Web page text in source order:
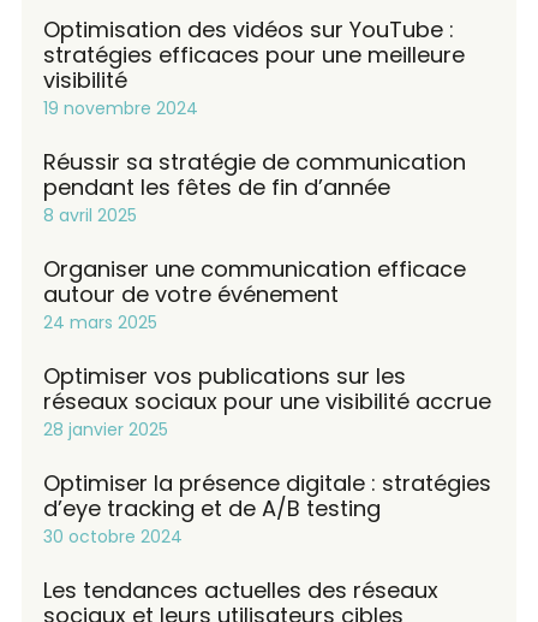
Optimisation des vidéos sur YouTube :
stratégies efficaces pour une meilleure
visibilité
19 novembre 2024
Réussir sa stratégie de communication
pendant les fêtes de fin d’année
8 avril 2025
Organiser une communication efficace
autour de votre événement
24 mars 2025
Optimiser vos publications sur les
réseaux sociaux pour une visibilité accrue
28 janvier 2025
Optimiser la présence digitale : stratégies
d’eye tracking et de A/B testing
30 octobre 2024
Les tendances actuelles des réseaux
sociaux et leurs utilisateurs cibles